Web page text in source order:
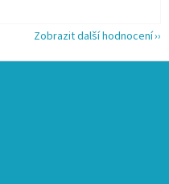
Zobrazit další hodnocení